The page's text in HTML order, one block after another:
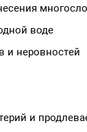
воде
и неровностей
и